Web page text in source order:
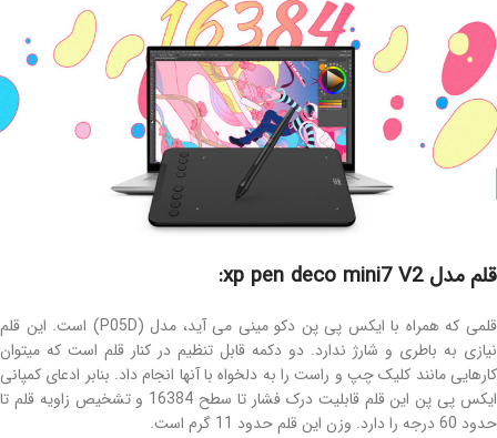
قلم مدل xp pen deco mini7 V2:
قلمی که همراه با ایکس پی پن دکو مینی می آید، مدل (P05D) است. این قلم
نیازی به باطری و شارژ ندارد. دو دکمه قابل تنظیم در کنار قلم است که میتوان
کارهایی مانند کلیک چپ و راست را به دلخواه با آنها انجام داد. بنابر ادعای کمپانی
ایکس پی پن این قلم قابلیت درک فشار تا سطح 16384 و تشخیص زاویه قلم تا
حدود 60 درجه را دارد. وزن این قلم حدود 11 گرم است.